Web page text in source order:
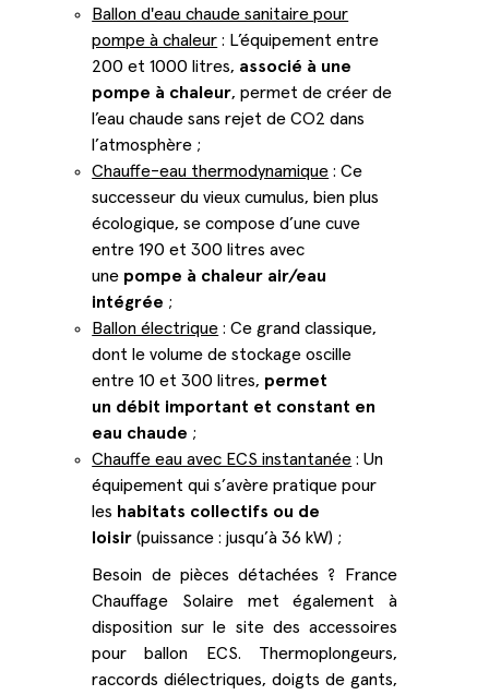
Ballon d'eau chaude sanitaire pour
pompe à chaleur : L’équipement entre
200 et 1000 litres, associé à une
pompe à chaleur, permet de créer de
l’eau chaude sans rejet de CO2 dans
l’atmosphère ;
Chauffe-eau thermodynamique : Ce
successeur du vieux cumulus, bien plus
écologique, se compose d’une cuve
entre 190 et 300 litres avec
une pompe à chaleur air/eau
intégrée ;
Ballon électrique : Ce grand classique,
dont le volume de stockage oscille
entre 10 et 300 litres, permet
un débit important et constant en
eau chaude ;
Chauffe eau avec ECS instantanée : Un
équipement qui s’avère pratique pour
les habitats collectifs ou de
loisir (puissance : jusqu’à 36 kW) ;
Besoin de pièces détachées ? France
Chauffage Solaire met également à
disposition sur le site des accessoires
pour ballon ECS. Thermoplongeurs,
raccords diélectriques, doigts de gants,